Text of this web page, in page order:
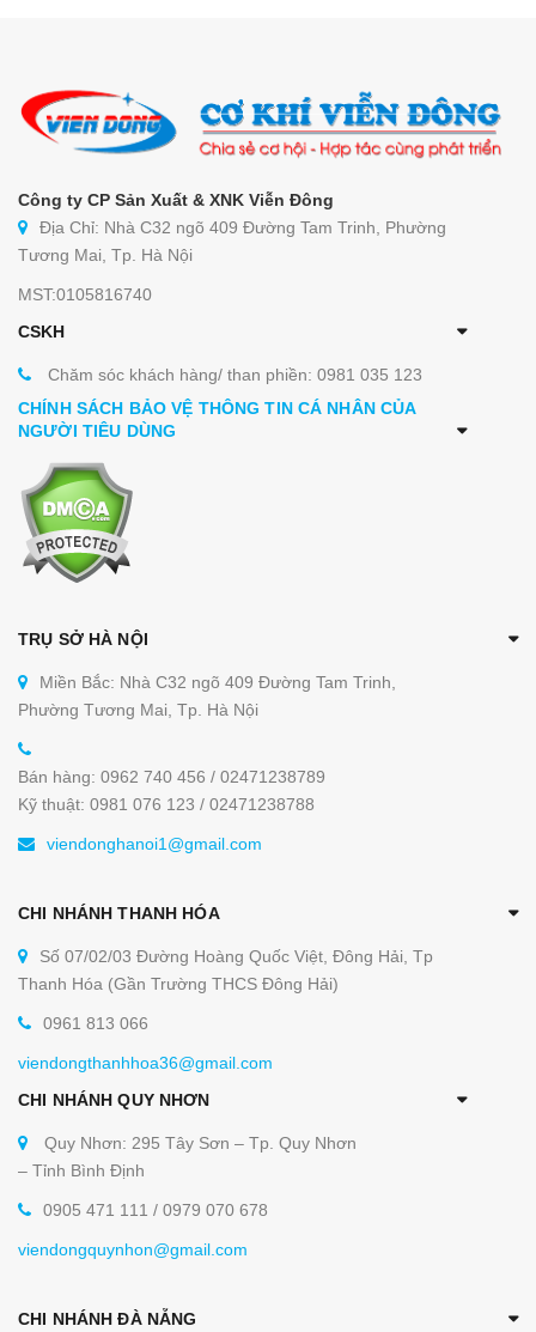
Công ty CP Sản Xuất & XNK Viễn Đông
Địa Chỉ: Nhà C32 ngõ 409 Đường Tam Trinh, Phường
Tương Mai, Tp. Hà Nội
MST:0105816740
CSKH
Chăm sóc khách hàng/ than phiền: 0981 035 123
CHÍNH SÁCH BẢO VỆ THÔNG TIN CÁ NHÂN CỦA
NGƯỜI TIÊU DÙNG
TRỤ SỞ HÀ NỘI
Miền Bắc: Nhà C32 ngõ 409 Đường Tam Trinh,
Phường Tương Mai, Tp. Hà Nội
Bán hàng: 0962 740 456 / 02471238789
Kỹ thuật: 0981 076 123 / 02471238788
viendonghanoi1@gmail.com
CHI NHÁNH THANH HÓA
Số 07/02/03 Đường Hoàng Quốc Việt, Đông Hải, Tp
Thanh Hóa (Gần Trường THCS Đông Hải)
0961 813 066
viendongthanhhoa36@gmail.com
CHI NHÁNH QUY NHƠN
Quy Nhơn: 295 Tây Sơn – Tp. Quy Nhơn
– Tỉnh Bình Định
0905 471 111 / 0979 070 678
viendongquynhon@gmail.com
CHI NHÁNH ĐÀ NẴNG
THIẾT BỊ LẠNH
UNCATEGORIZED